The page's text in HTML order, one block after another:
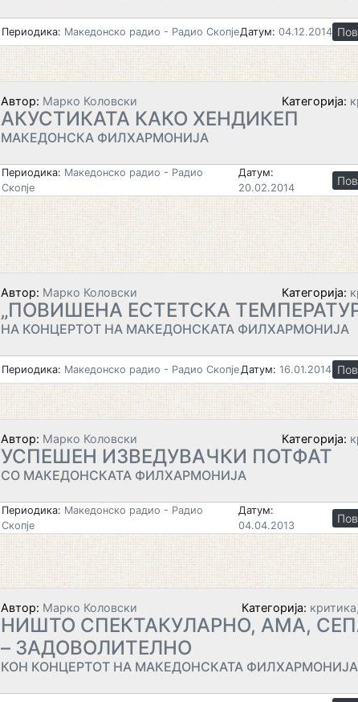
Периодика: Македонско радио - Радио СкопјеДатум: 04.12.2014
Автор: Марко Коловски Категорија:
АКУСТИКАТА КАКО ХЕНДИКЕП
МАКЕДОНСКА ФИЛХАРМОНИЈА
Периодика: Македонско радио - Радио
Скопје
Датум:
20.02.2014
Автор: Марко Коловски Категорија:
„ПОВИШЕНА ЕСТЕТСКА
НА КОНЦЕРТОТ НА МАКЕДОНСКАТА ФИЛХАРМОНИЈА
Периодика: Македонско радио - Радио СкопјеДатум: 16.01.2014
Автор: Марко Коловски Категорија:
УСПЕШЕН ИЗВЕДУВАЧКИ ПОТФАТ
СО МАКЕДОНСКАТА ФИЛХАРМОНИЈА
Периодика: Македонско радио - Радио
Скопје
Датум:
04.04.2013
Автор: Марко Коловски Категорија:
НИШТО СПЕКТАКУЛАРНО, АМА,
– ЗАДОВОЛИТЕЛНО
КОН КОНЦЕРТОТ НА МАКЕДОНСКАТА ФИЛХАРМОНИЈА